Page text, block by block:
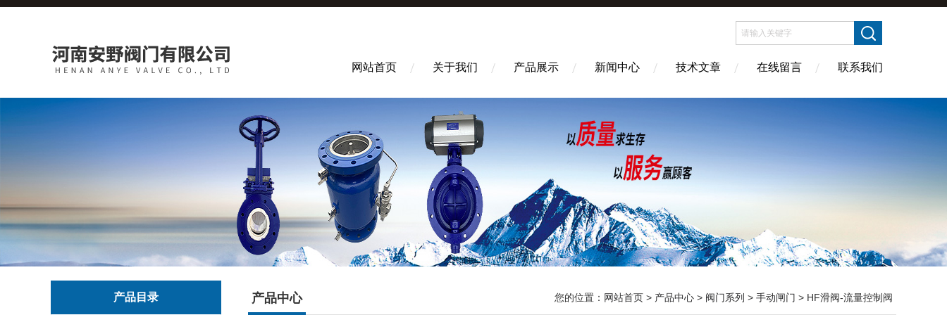
网站首页 关于我们 产品展示 新闻中心 技术文章 在线留言 联系我们
产品目录 产品中心 您的位置： 网站首页 > 产品中心 > 阀门系列 > 手动闸门 > HF滑阀-流量控制阀